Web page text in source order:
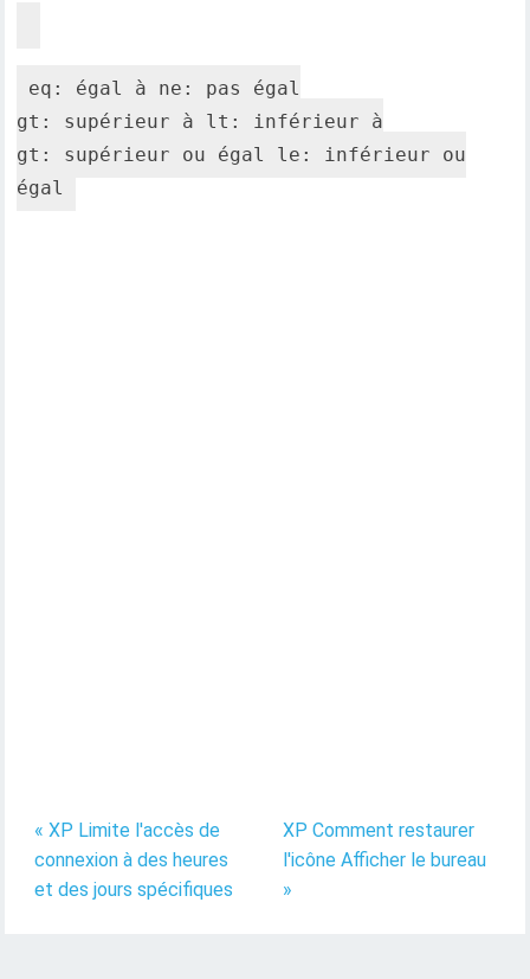
eq: égal à ne: pas égal
gt: supérieur à lt: inférieur à
gt: supérieur ou égal le: inférieur ou
égal
« XP Limite l'accès de
connexion à des heures
et des jours spécifiques
XP Comment restaurer
l'icône Afficher le bureau
»